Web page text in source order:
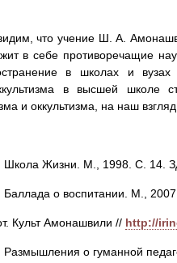
что учение Ш. А.
в себе противоречащие
в школах и
в высшей школе
и оккультизма, на наш
Жизни. М., 1998. С. 14.
о воспитании. М., 2007.
Культ Амонашвили // http://
о гуманной